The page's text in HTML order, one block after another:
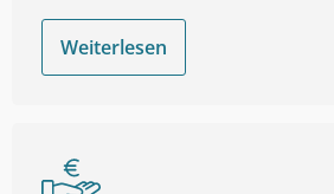
Weiterlesen